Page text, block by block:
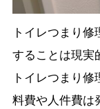
トイレつまり
することは現実
トイレつまり
料費や人件費は